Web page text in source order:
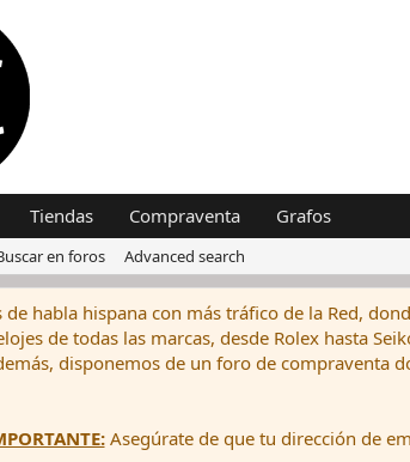
Tiendas Compraventa Grafos
en foros Advanced search
de habla hispana con más tráfico de la Red,
de todas las marcas, desde Rolex hasta
disponemos de un foro de compraventa
Asegúrate de que tu dirección de